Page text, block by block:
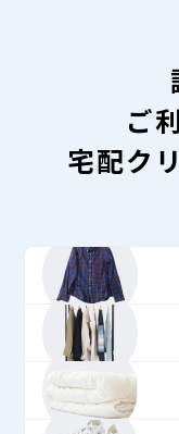
ト〉
ご
宅配ク